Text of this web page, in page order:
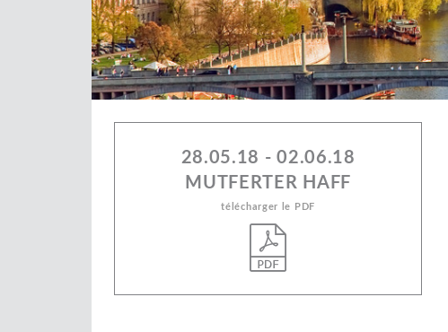
28.05.18 - 02.06.18
MUTFERTER HAFF
télécharger le PDF